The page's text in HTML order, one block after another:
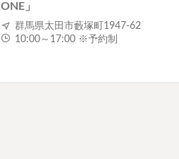
ONE」
群馬県太田市藪塚町1947-62
10:00～17:00 ※予約制